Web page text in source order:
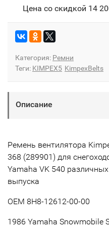
Цена со скидкой 14
Категория: Ремни
Теги: KIMPEX5 KimpexBelts
Описание
Ремень вентилятора
368 (289901) для
Yamaha VK 540
выпуска
OEM 8H8-12612-00-00
1986 Yamaha Snowmobile